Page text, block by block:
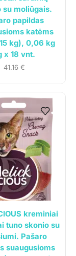
su moliūgais.
papildas
katėms
kg), 0,06 kg
x 18 vnt.
41.16 €
kreminiai
tuno skonio su
Pašaro
suaugusioms